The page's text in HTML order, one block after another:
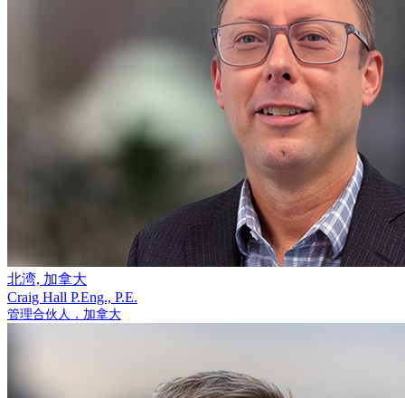
北湾, 加拿大
Craig Hall P.Eng., P.E.
管理合伙人，加拿大